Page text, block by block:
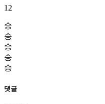
12
승
승
승
승
승
댓글